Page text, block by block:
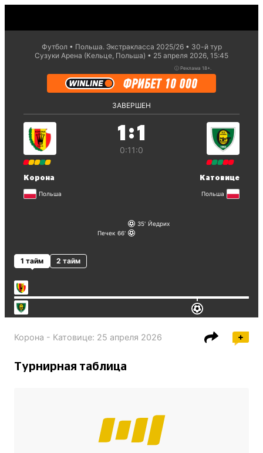
Футбол Польша. Экстракласса 2025/26
30-й тур
Сузуки Арена (Кельце, Польша)
25 апреля 2026, 15:45
ⓘ Реклама 18+.
ЗАВЕРШЕН
Корона
Польша
1 :1
0:11:0
Катовице
Польша
35 Йедрих
Печек 66
1 тайм 2 тайм
Корона - Катовице: 25 апреля 2026
Турнирная таблица